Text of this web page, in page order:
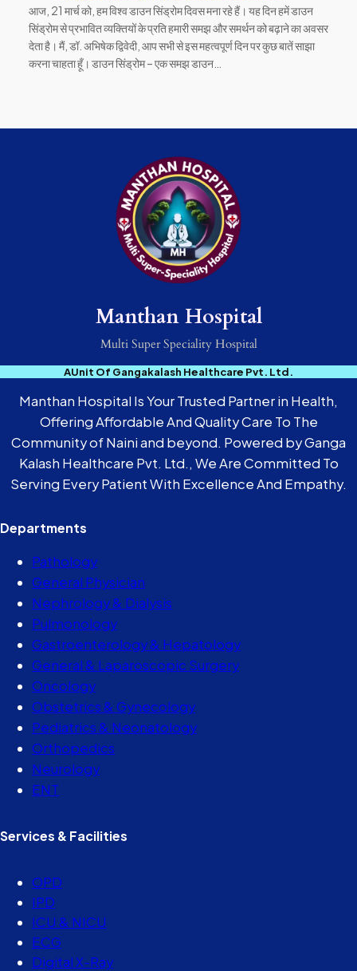
आज, 21 मार्च को, हम विश्व डाउन सिंड्रोम दिवस मना रहे हैं। यह दिन हमें डाउन
सिंड्रोम से प्रभावित व्यक्तियों के प्रति हमारी समझ और समर्थन को बढ़ाने का अवसर
देता है। मैं, डॉ. अभिषेक द्विवेदी, आप सभी से इस महत्वपूर्ण दिन पर कुछ बातें साझा
करना चाहता हूँ। डाउन सिंड्रोम – एक समझ डाउन…
Manthan Hospital
Multi Super Speciality Hospital
AUnit Of Gangakalash Healthcare Pvt. Ltd.
Manthan Hospital Is Your Trusted Partner in Health,
Offering Affordable And Quality Care To The
Community of Naini and beyond. Powered by Ganga
Kalash Healthcare Pvt. Ltd., We Are Committed To
Serving Every Patient With Excellence And Empathy.
Departments
Pathology
General Physician
Nephrology & Dialysis
Pulmonology
Gastroenterology & Hepatology
General & Laparoscopic Surgery
Oncology
Obstetrics & Gynecology
Pediatrics & Neonatology
Orthopedics
Neurology
ENT
Services & Facilities
OPD
IPD
ICU & NICU
ECG
Digital X-Ray